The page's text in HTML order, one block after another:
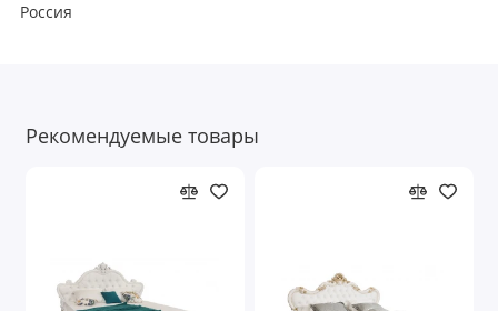
Россия
Рекомендуемые товары